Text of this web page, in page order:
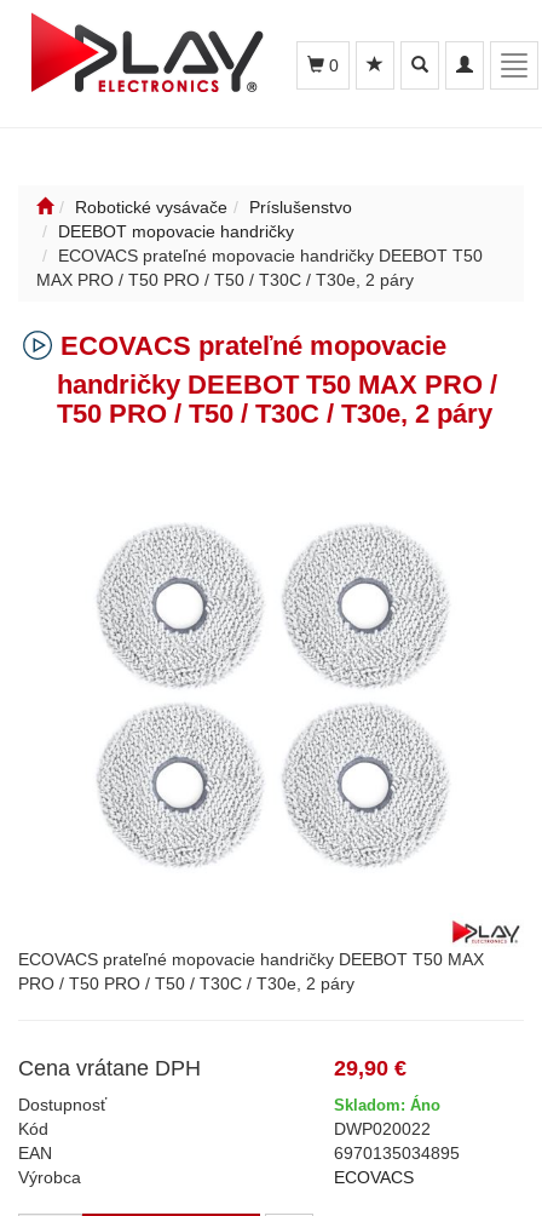
Toggle
navigation
Toggle
search
0
Robotické vysávače
Príslušenstvo
DEEBOT mopovacie handričky
ECOVACS prateľné mopovacie handričky DEEBOT T50
MAX PRO / T50 PRO / T50 / T30C / T30e, 2 páry
ECOVACS prateľné mopovacie
handričky DEEBOT T50 MAX PRO /
T50 PRO / T50 / T30C / T30e, 2 páry
ECOVACS prateľné mopovacie handričky DEEBOT T50 MAX
PRO / T50 PRO / T50 / T30C / T30e, 2 páry
Cena vrátane DPH 29,90 €
Dostupnosť Skladom: Áno
Kód
DWP020022
EAN
6970135034895
Výrobca
ECOVACS